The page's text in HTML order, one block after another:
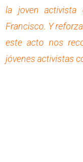
la joven activista
Francisco. Y
este acto nos
jóvenes activistas